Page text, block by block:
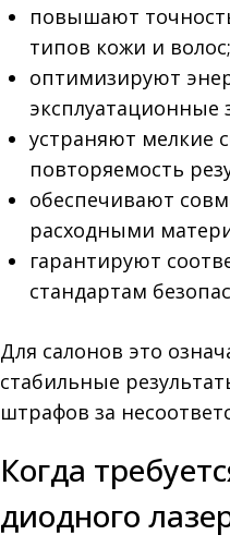
повышают
типов кожи и волос;
оптимизируют
эксплуатационные
устраняют мелкие
повторяемость
обеспечивают
расходными
гарантируют
стандартам
Для салонов это
стабильные
штрафов за
Когда
диодного